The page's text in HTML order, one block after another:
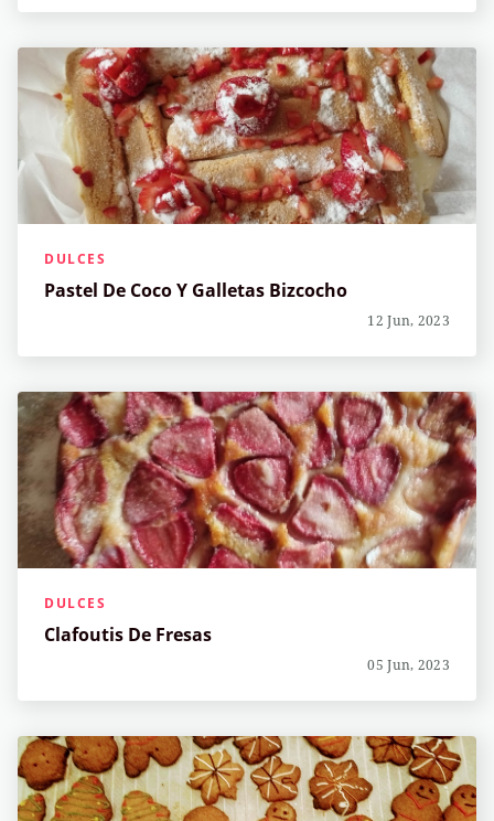
DULCES
Pastel De Coco Y Galletas Bizcocho
12 Jun, 2023
DULCES
Clafoutis De Fresas
05 Jun, 2023